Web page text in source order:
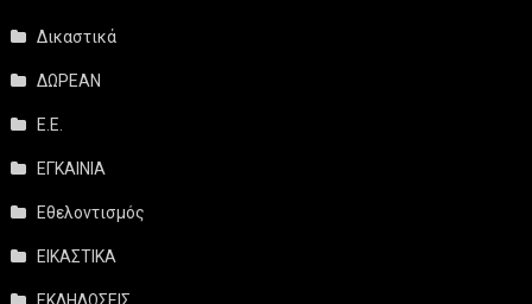
Δικαστικά
ΔΩΡΕΑΝ
Ε.Ε.
ΕΓΚΑΙΝΙΑ
Εθελοντισμός
ΕΙΚΑΣΤΙΚΑ
ΕΚΔΗΛΩΣΕΙΣ